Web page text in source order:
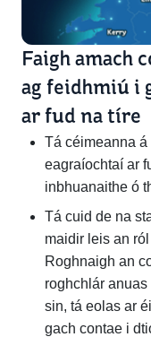
Faigh amach
ag feidhmiú i
ar fud na tíre
Tá céimeanna
eagraíochtaí ar
inbhuanaithe ó
Tá cuid de na
maidir leis an
Roghnaigh an
roghchlár
sin, tá eolas ar
gach contae i